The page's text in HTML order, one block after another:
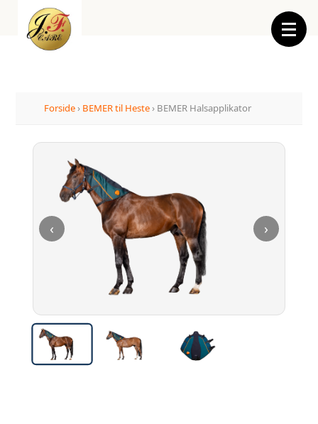
Forside› BEMER til Heste› BEMER Halsapplikator
‹ ›